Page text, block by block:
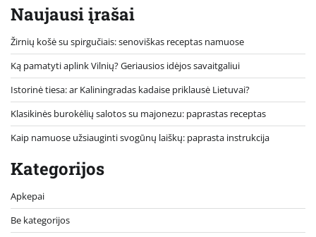
Naujausi įrašai
Žirnių košė su spirgučiais: senoviškas receptas namuose
Ką pamatyti aplink Vilnių? Geriausios idėjos savaitgaliui
Istorinė tiesa: ar Kaliningradas kadaise priklausė Lietuvai?
Klasikinės burokėlių salotos su majonezu: paprastas receptas
Kaip namuose užsiauginti svogūnų laiškų: paprasta instrukcija
Kategorijos
Apkepai
Be kategorijos